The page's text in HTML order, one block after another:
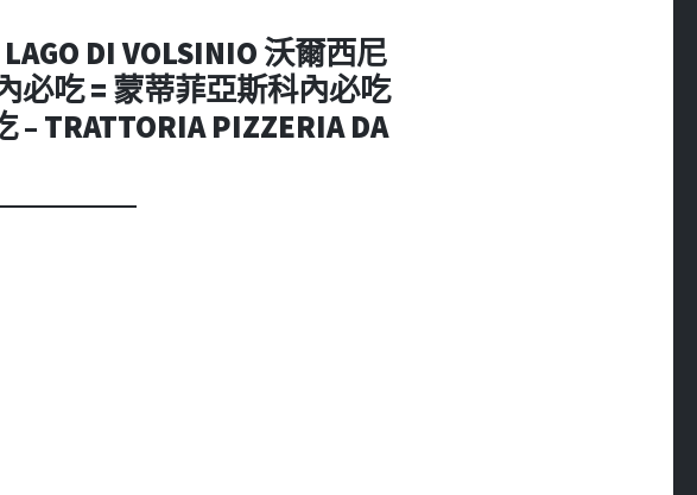
DI VOLSINIO 沃爾西尼
必吃 = 蒙蒂菲亞斯科內必吃
TRATTORIA PIZZERIA DA